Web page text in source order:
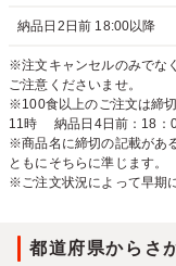
納品日2日前 18:00以降
※注文キャンセルのみでな
ご注意くださいませ。
※100食以上のご注文は締
11時 納品日4日前：18：
※商品名に締切の記載があ
ともにそちらに準じます。
※ご注文状況によって早期
都道府県からさ